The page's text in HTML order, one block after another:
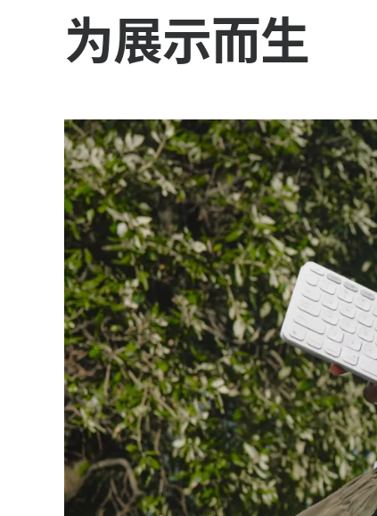
为展示而生